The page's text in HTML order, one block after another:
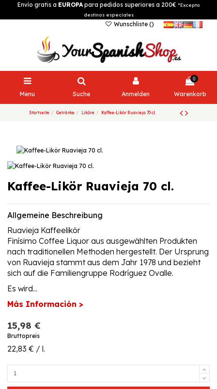
Envío gratis a EUROPApara pedidos superiores a 200€ *Excepto
destinos especiales
Wunschliste ()
Menu Suche Anmelden
0
Warenkorb
Startseite Getränke Liköre Kaffee-Likör Ruavieja 70 cl.
Kaffee-Likör Ruavieja 70 cl.
Allgemeine Beschreibung
Ruavieja Kaffeelikör
Finísimo Coffee Liquor aus ausgewählten Produkten
nach traditionellen Methoden hergestellt. Der Ursprung
von Ruavieja stammt aus dem Jahr 1978 und bezieht
sich auf die Familiengruppe Rodríguez Ovalle.
Es wird...
Más Información >
15,98 €
Bruttopreis
22,83 € / l.